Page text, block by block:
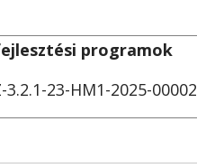
Játéktár
programok
3.2.1-23-HM1-2025-00002